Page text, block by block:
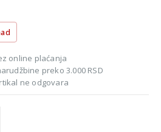
online plaćanja
preko 3.000 RSD
ne odgovara